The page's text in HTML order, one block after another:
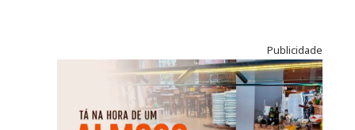
Publicidade